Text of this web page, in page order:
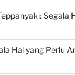
Segala
Hal yang Perlu